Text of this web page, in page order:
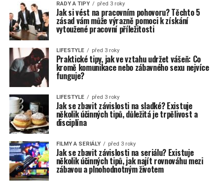
RADY A TIPY před 3 roky
Jak si vést na pracovním pohovoru? Těchto 5
zásad vám může výrazně pomoci k získání
vytoužené pracovní příležitosti
LIFESTYLE před 3 roky
Praktické tipy, jak ve vztahu udržet vášeň: Co
kromě komunikace nebo zábavného sexu nejvíce
funguje?
LIFESTYLE před 3 roky
Jak se zbavit závislosti na sladké? Existuje
několik účinných tipů, důležitá je trpělivost a
disciplína
FILMY A SERIÁLY před 3 roky
Jak se zbavit závislosti na seriálu? Existuje
několik účinných tipů, jak najít rovnováhu mezi
zábavou a plnohodnotným životem